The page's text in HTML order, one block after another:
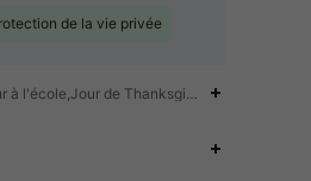
de la vie privée
à l'école,Jour de